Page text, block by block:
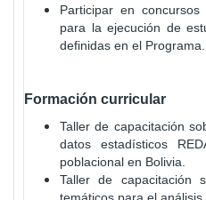
Participar en
para la ejecución de
definidas en el Programa.
Formación curricular
Taller de capacitación
datos estadísticos
poblacional en Bolivia.
Taller de capacitación